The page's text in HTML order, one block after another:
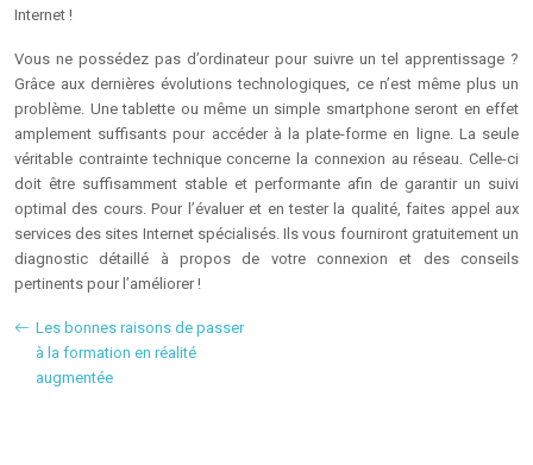
Internet !
Vous ne possédez pas d’ordinateur pour suivre un tel apprentissage ?
Grâce aux dernières évolutions technologiques, ce n’est même plus un
problème. Une tablette ou même un simple smartphone seront en effet
amplement suffisants pour accéder à la plate-forme en ligne. La seule
véritable contrainte technique concerne la connexion au réseau. Celle-ci
doit être suffisamment stable et performante afin de garantir un suivi
optimal des cours. Pour l’évaluer et en tester la qualité, faites appel aux
services des sites Internet spécialisés. Ils vous fourniront gratuitement un
diagnostic détaillé à propos de votre connexion et des conseils
pertinents pour l’améliorer !
Les bonnes raisons de passer
à la formation en réalité
augmentée